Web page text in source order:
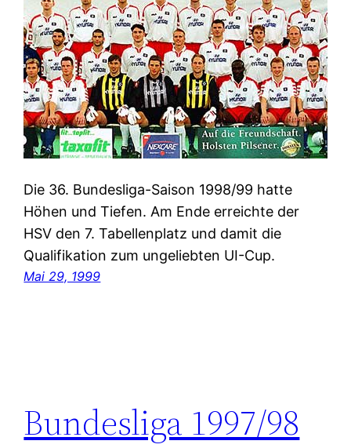
Die 36. Bundesliga-Saison 1998/99 hatte
Höhen und Tiefen. Am Ende erreichte der
HSV den 7. Tabellenplatz und damit die
Qualifikation zum ungeliebten UI-Cup.
Mai 29, 1999
Bundesliga 1997/98